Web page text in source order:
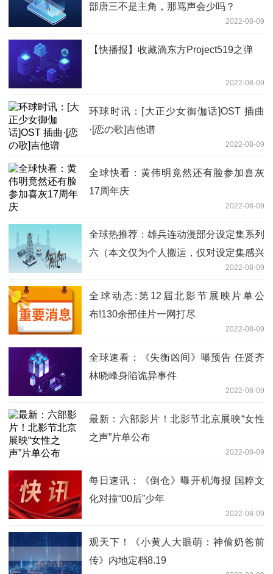
部唐三不是主角，那骂声会少吗？
2022-08-09
【快播报】收藏滴东方Project519之弹
2022-08-09
环球时讯：[大正少女御伽话]OST 插曲
·[恋の歌]吉他谱
2022-08-09
全球快看：黄伟明竟然还有脸参加喜灰
17周年庆
2022-08-09
全球热推荐：雄兵连动漫部分设定集系列
六（本文仅为个人搬运，仅对设定集感兴
2022-08-09
全球动态:第12届北影节展映片单公
布!130余部佳片一网打尽
2022-08-09
全球速看：《失衡凶间》曝预告 任贤齐
林晓峰身陷诡异事件
2022-08-09
最新：六部影片！北影节北京展映“女性
之声”片单公布
2022-08-09
每日速讯：《倒仓》曝开机海报 国粹文
化对撞“00后”少年
2022-08-09
观天下！《小黄人大眼萌：神偷奶爸前
传》内地定档8.19